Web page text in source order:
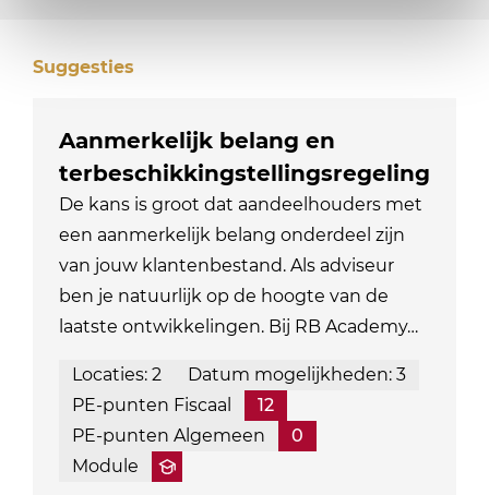
Suggesties
Aanmerkelijk belang en
terbeschikkingstellingsregeling
De kans is groot dat aandeelhouders met
een aanmerkelijk belang onderdeel zijn
van jouw klantenbestand. Als adviseur
ben je natuurlijk op de hoogte van de
laatste ontwikkelingen. Bij RB Academy…
Locaties: 2
Datum mogelijkheden: 3
PE-punten Fiscaal
12
PE-punten Algemeen
0
Module